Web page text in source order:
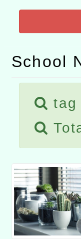
「數
t」
有關
赴陸
轉知
研究
位及
115
市孔
航」
2026
School
tag